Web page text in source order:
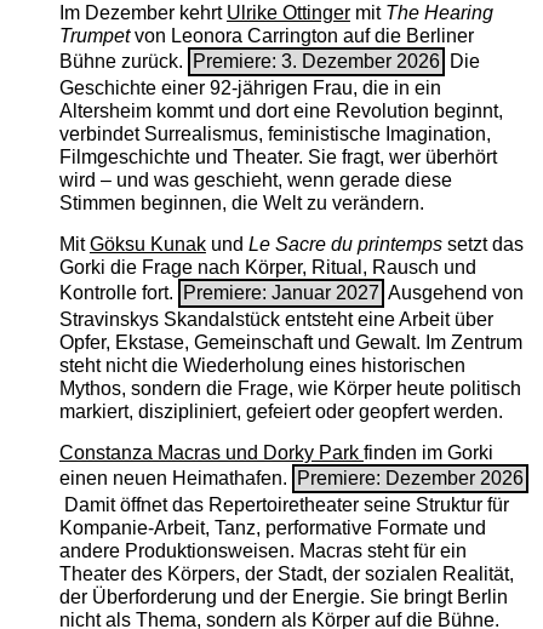
Im Dezember kehrt Ulrike Ottingermit The ­Hearing
Trumpetvon Leonora Carrington auf die Berliner
Bühne zurück.
Premiere: 3. Dezember 2026 Die
Geschichte einer 92-jährigen Frau, die in ein
Altersheim kommt und dort eine Revolution beginnt,
verbindet Surrealismus, feministische Imagination,
Filmgeschichte und Theater. Sie fragt, wer überhört
wird – und was geschieht, wenn gerade diese
Stimmen beginnen, die Welt zu verändern.
MitGöksu Kunakund Le Sacre du printempssetzt das
Gorki die Frage nach Körper, Ritual, Rausch und
Kontrolle fort.
Premiere: Januar 2027 Ausgehend von
Stravinskys Skandalstück entsteht eine Arbeit über
Opfer, Ekstase, Gemeinschaft und Gewalt. Im Zentrum
steht nicht die Wiederholung eines historischen
Mythos, sondern die Frage, wie Körper heute politisch
markiert, diszipliniert, gefeiert oder geopfert werden.
Constanza Macras und Dorky Park finden im Gorki
einen neuen Heimathafen.
Premiere: Dezember 2026
Damit öffnet das Repertoiretheater seine Struktur für
Kompanie-Arbeit, Tanz, performative Formate und
andere Produktionsweisen. Macras steht für ein
Theater des Körpers, der Stadt, der sozialen Realität,
der Überforderung und der Energie. Sie bringt Berlin
nicht als Thema, sondern als Körper auf die Bühne.